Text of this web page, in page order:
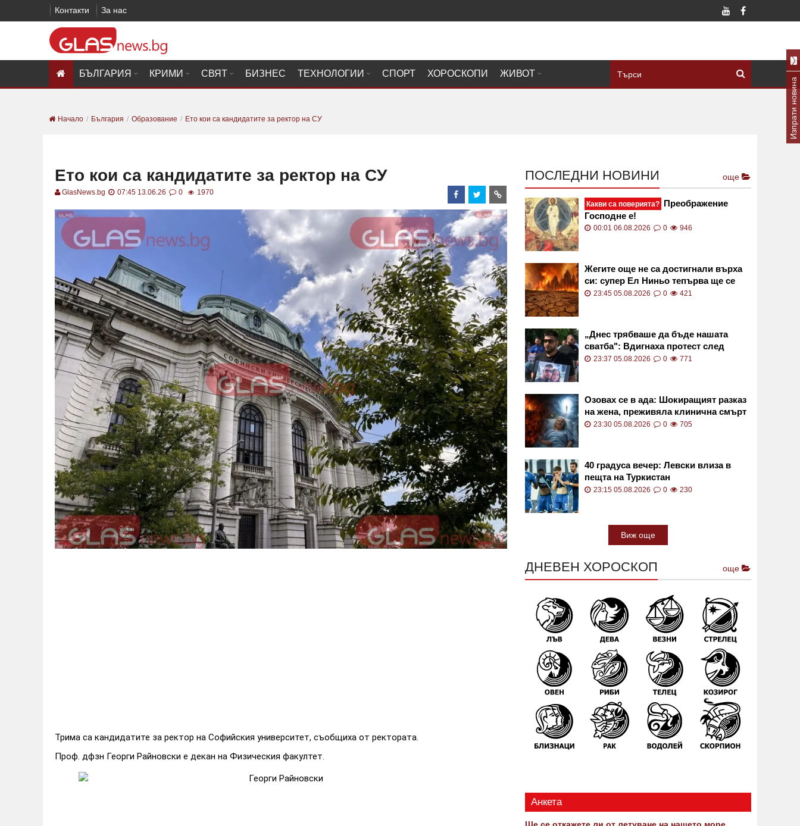
Контакти За нас
БЪЛГАРИЯ КРИМИ СВЯТ БИЗНЕС ТЕХНОЛОГИИ СПОРТ ХОРОСКОПИ ЖИВОТ
Начало България Образование Ето кои са кандидатите за ректор на СУ
Ето кои са кандидатите за ректор на СУ
GlasNews.bg 07:45 13.06.26 0 1970
Трима са кандидатите за ректор на Софийския университет, съобщиха от ректората.
Проф. дфзн Георги Райновски е декан на Физическия факултет.
ПОСЛЕДНИ НОВИНИ още
Какви са поверията? Преображение
Господне е!
00:01 06.08.2026 0 946
Жегите още не са достигнали върха
си: супер Ел Ниньо тепърва ще се
засилва
23:45 05.08.2026 0 421
„Днес трябваше да бъде нашата
сватба": Вдигнаха протест след
смъртта на Даяна
23:37 05.08.2026 0 771
Озовах се в ада: Шокиращият разказ
на жена, преживяла клинична смърт
23:30 05.08.2026 0 705
40 градуса вечер: Левски влиза в
пещта на Туркистан
23:15 05.08.2026 0 230
Виж още
ДНЕВЕН ХОРОСКОП още
Анкета
Изпрати новина